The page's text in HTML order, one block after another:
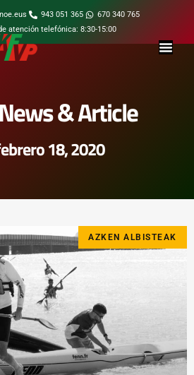
943 051 365
670 340 765
atención telefónica: 8:30-15:00
& Article
18, 2020
AZKEN ALBISTEAK